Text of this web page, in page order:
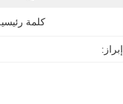
كلمة
إبراز: